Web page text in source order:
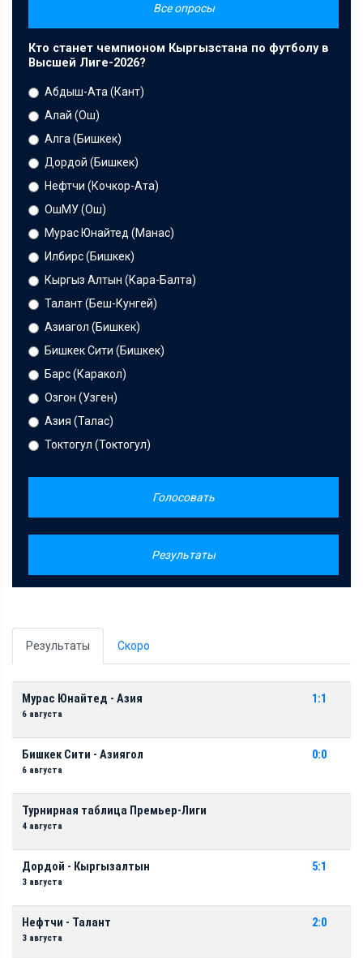
Все опросы
Кто станет чемпионом Кыргызстана по футболу в
Высшей Лиге-2026?
Абдыш-Ата (Кант)
Алай (Ош)
Алга (Бишкек)
Дордой (Бишкек)
Нефтчи (Кочкор-Ата)
ОшМУ (Ош)
Мурас Юнайтед (Манас)
Илбирс (Бишкек)
Кыргыз Алтын (Кара-Балта)
Талант (Беш-Кунгей)
Азиагол (Бишкек)
Бишкек Сити (Бишкек)
Барс (Каракол)
Озгон (Узген)
Азия (Талас)
Токтогул (Токтогул)
Голосовать
Результаты
Результаты Скоро
Мурас Юнайтед - Азия
6 августа
1:1
Бишкек Сити - Азиягол
6 августа
0:0
Турнирная таблица Премьер-Лиги
4 августа
Дордой - Кыргызалтын
3 августа
5:1
Нефтчи - Талант
3 августа
2:0